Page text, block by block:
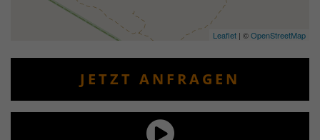
Leaflet | ©OpenStreetMap
JETZT ANFRAGEN